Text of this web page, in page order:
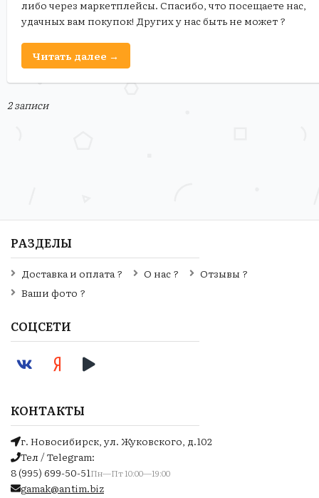
либо через маркетплейсы. Спасибо, что посещаете нас,
удачных вам покупок! Других у нас быть не может ?
Читать далее →
2 записи
КОНТАКТЫ
г. Новосибирск, ул. Жуковского, д.102
Тел / Telegram:
8 (995) 699-50-51Пн—Пт 10:00—19:00
gamak@antim.biz
РАЗДЕЛЫ
Доставка и оплата ? О нас ?
Отзывы ?
Ваши фото ?
СОЦСЕТИ